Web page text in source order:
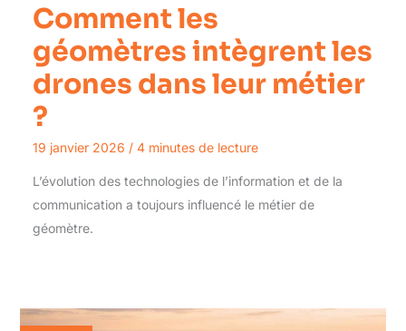
Comment les
géomètres intègrent les
drones dans leur métier
?
19 janvier 2026 / 4 minutes de lecture
L’évolution des technologies de l’information et de la
communication a toujours influencé le métier de
géomètre.